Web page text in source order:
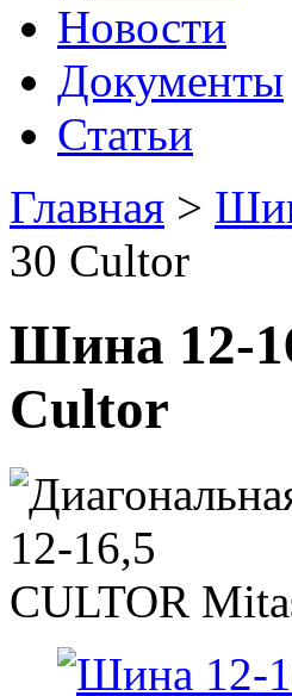
Новости
Документы
Статьи
Главная >
30 Cultor
Шина 12-
Cultor